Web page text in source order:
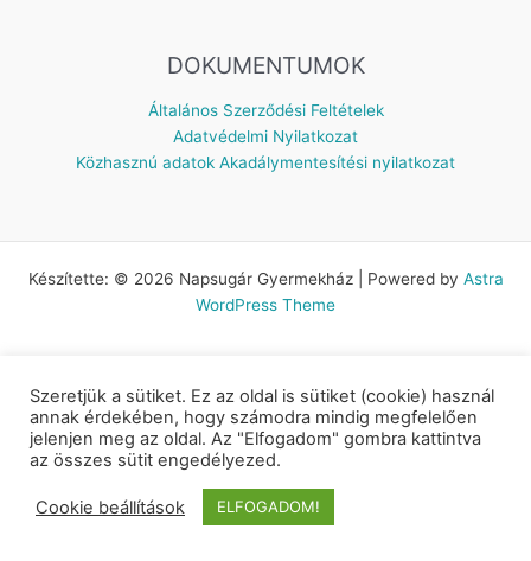
DOKUMENTUMOK
Általános Szerződési Feltételek
Adatvédelmi Nyilatkozat
Közhasznú adatok Akadálymentesítési nyilatkozat
Készítette: © 2026 Napsugár Gyermekház | Powered by Astra
WordPress Theme
Szeretjük a sütiket. Ez az oldal is sütiket (cookie) használ
annak érdekében, hogy számodra mindig megfelelően
jelenjen meg az oldal. Az "Elfogadom" gombra kattintva
az összes sütit engedélyezed.
Cookie beállítások ELFOGADOM!